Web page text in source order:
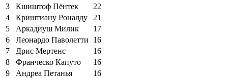
3
Кшиштоф Пёнтек
22
4
Криштиану Роналду
21
5
Аркадиуш Милик
17
6
Леонардо Паволетти
16
7
Дрис Мертенс
16
8
Франческо Капуто
16
9
Андреа Петанья
16